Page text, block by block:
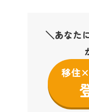
＼あなた
移住